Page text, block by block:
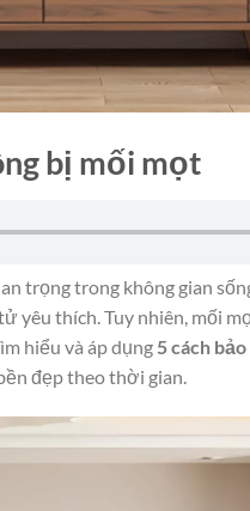
bị mối mọt
trọng trong không gian
yêu thích. Tuy nhiên, mối
hiểu và áp dụng 5 cách
đẹp theo thời gian.